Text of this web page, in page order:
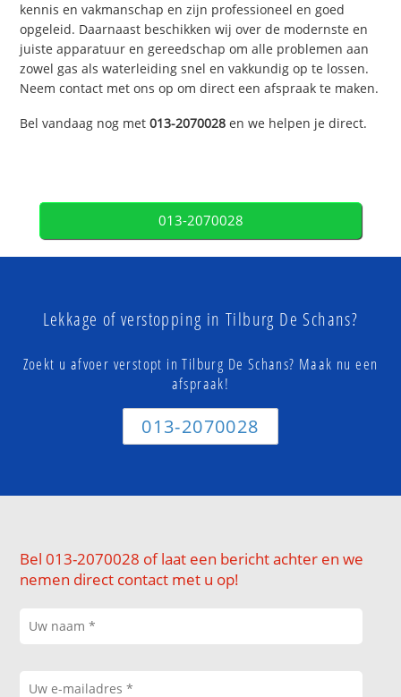
kennis en vakmanschap en zijn professioneel en goed
opgeleid. Daarnaast beschikken wij over de modernste en
juiste apparatuur en gereedschap om alle problemen aan
zowel gas als waterleiding snel en vakkundig op te lossen.
Neem contact met ons op om direct een afspraak te maken.
Bel vandaag nog met013-2070028 en we helpen je direct.
013-2070028
Lekkage of verstopping in Tilburg De Schans?
Zoekt u afvoer verstopt in Tilburg De Schans? Maak nu een
afspraak!
013-2070028
Bel 013-2070028 of laat een bericht achter en we
nemen direct contact met u op!